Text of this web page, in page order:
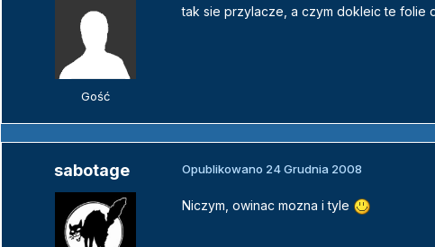
Gość
tak sie przylacze, a czym dokleic te folie
sabotage Opublikowano 24 Grudnia 2008
Niczym, owinac mozna i tyle